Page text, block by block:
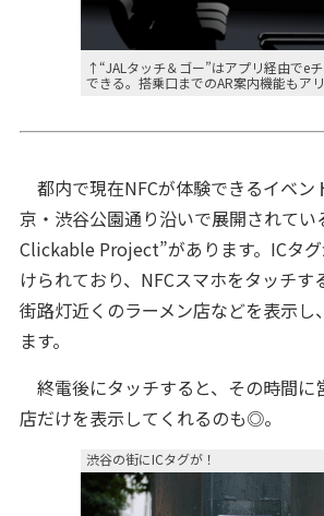
↑“JALタッチ＆ゴー”はアプリ経由でe
できる。搭乗口までのAR案内機能もアリ
都内で現在NFCが体験できるイベン
京・渋谷公園通り沿いで展開されてい
Clickable Project”があります。ICタ
けられており、NFCスマホをタッチす
街路灯近くのラーメン店などを表示し
ます。
終電後にタッチすると、その時間に
店だけを表示してくれるのも◎。
渋谷の街にICタグが！